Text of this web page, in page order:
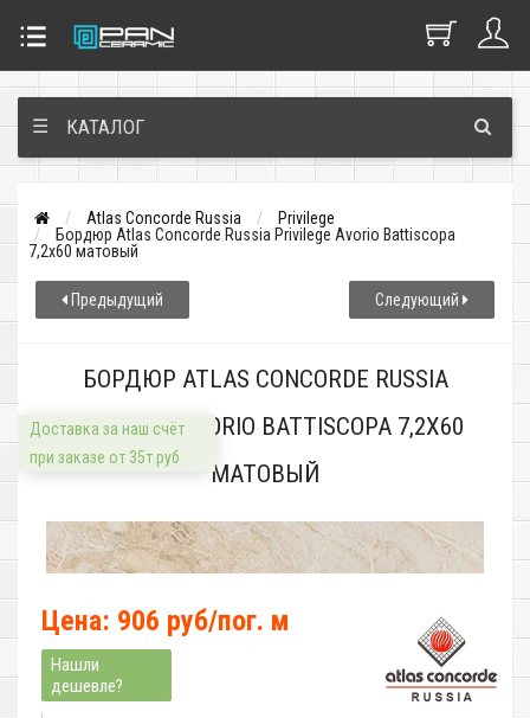
☰ КАТАЛОГ
Atlas Concorde Russia
Privilege
Бордюр Atlas Concorde Russia Privilege Avorio Battiscopa
7,2x60 матовый
Предыдущий Следующий
БОРДЮР ATLAS CONCORDE RUSSIA
PRIVILEGE AVORIO BATTISCOPA 7,2X60
МАТОВЫЙ
Доставка за наш счёт
при заказе от 35т.руб
Цена: 906 руб/пог. м
Нашли
дешевле?